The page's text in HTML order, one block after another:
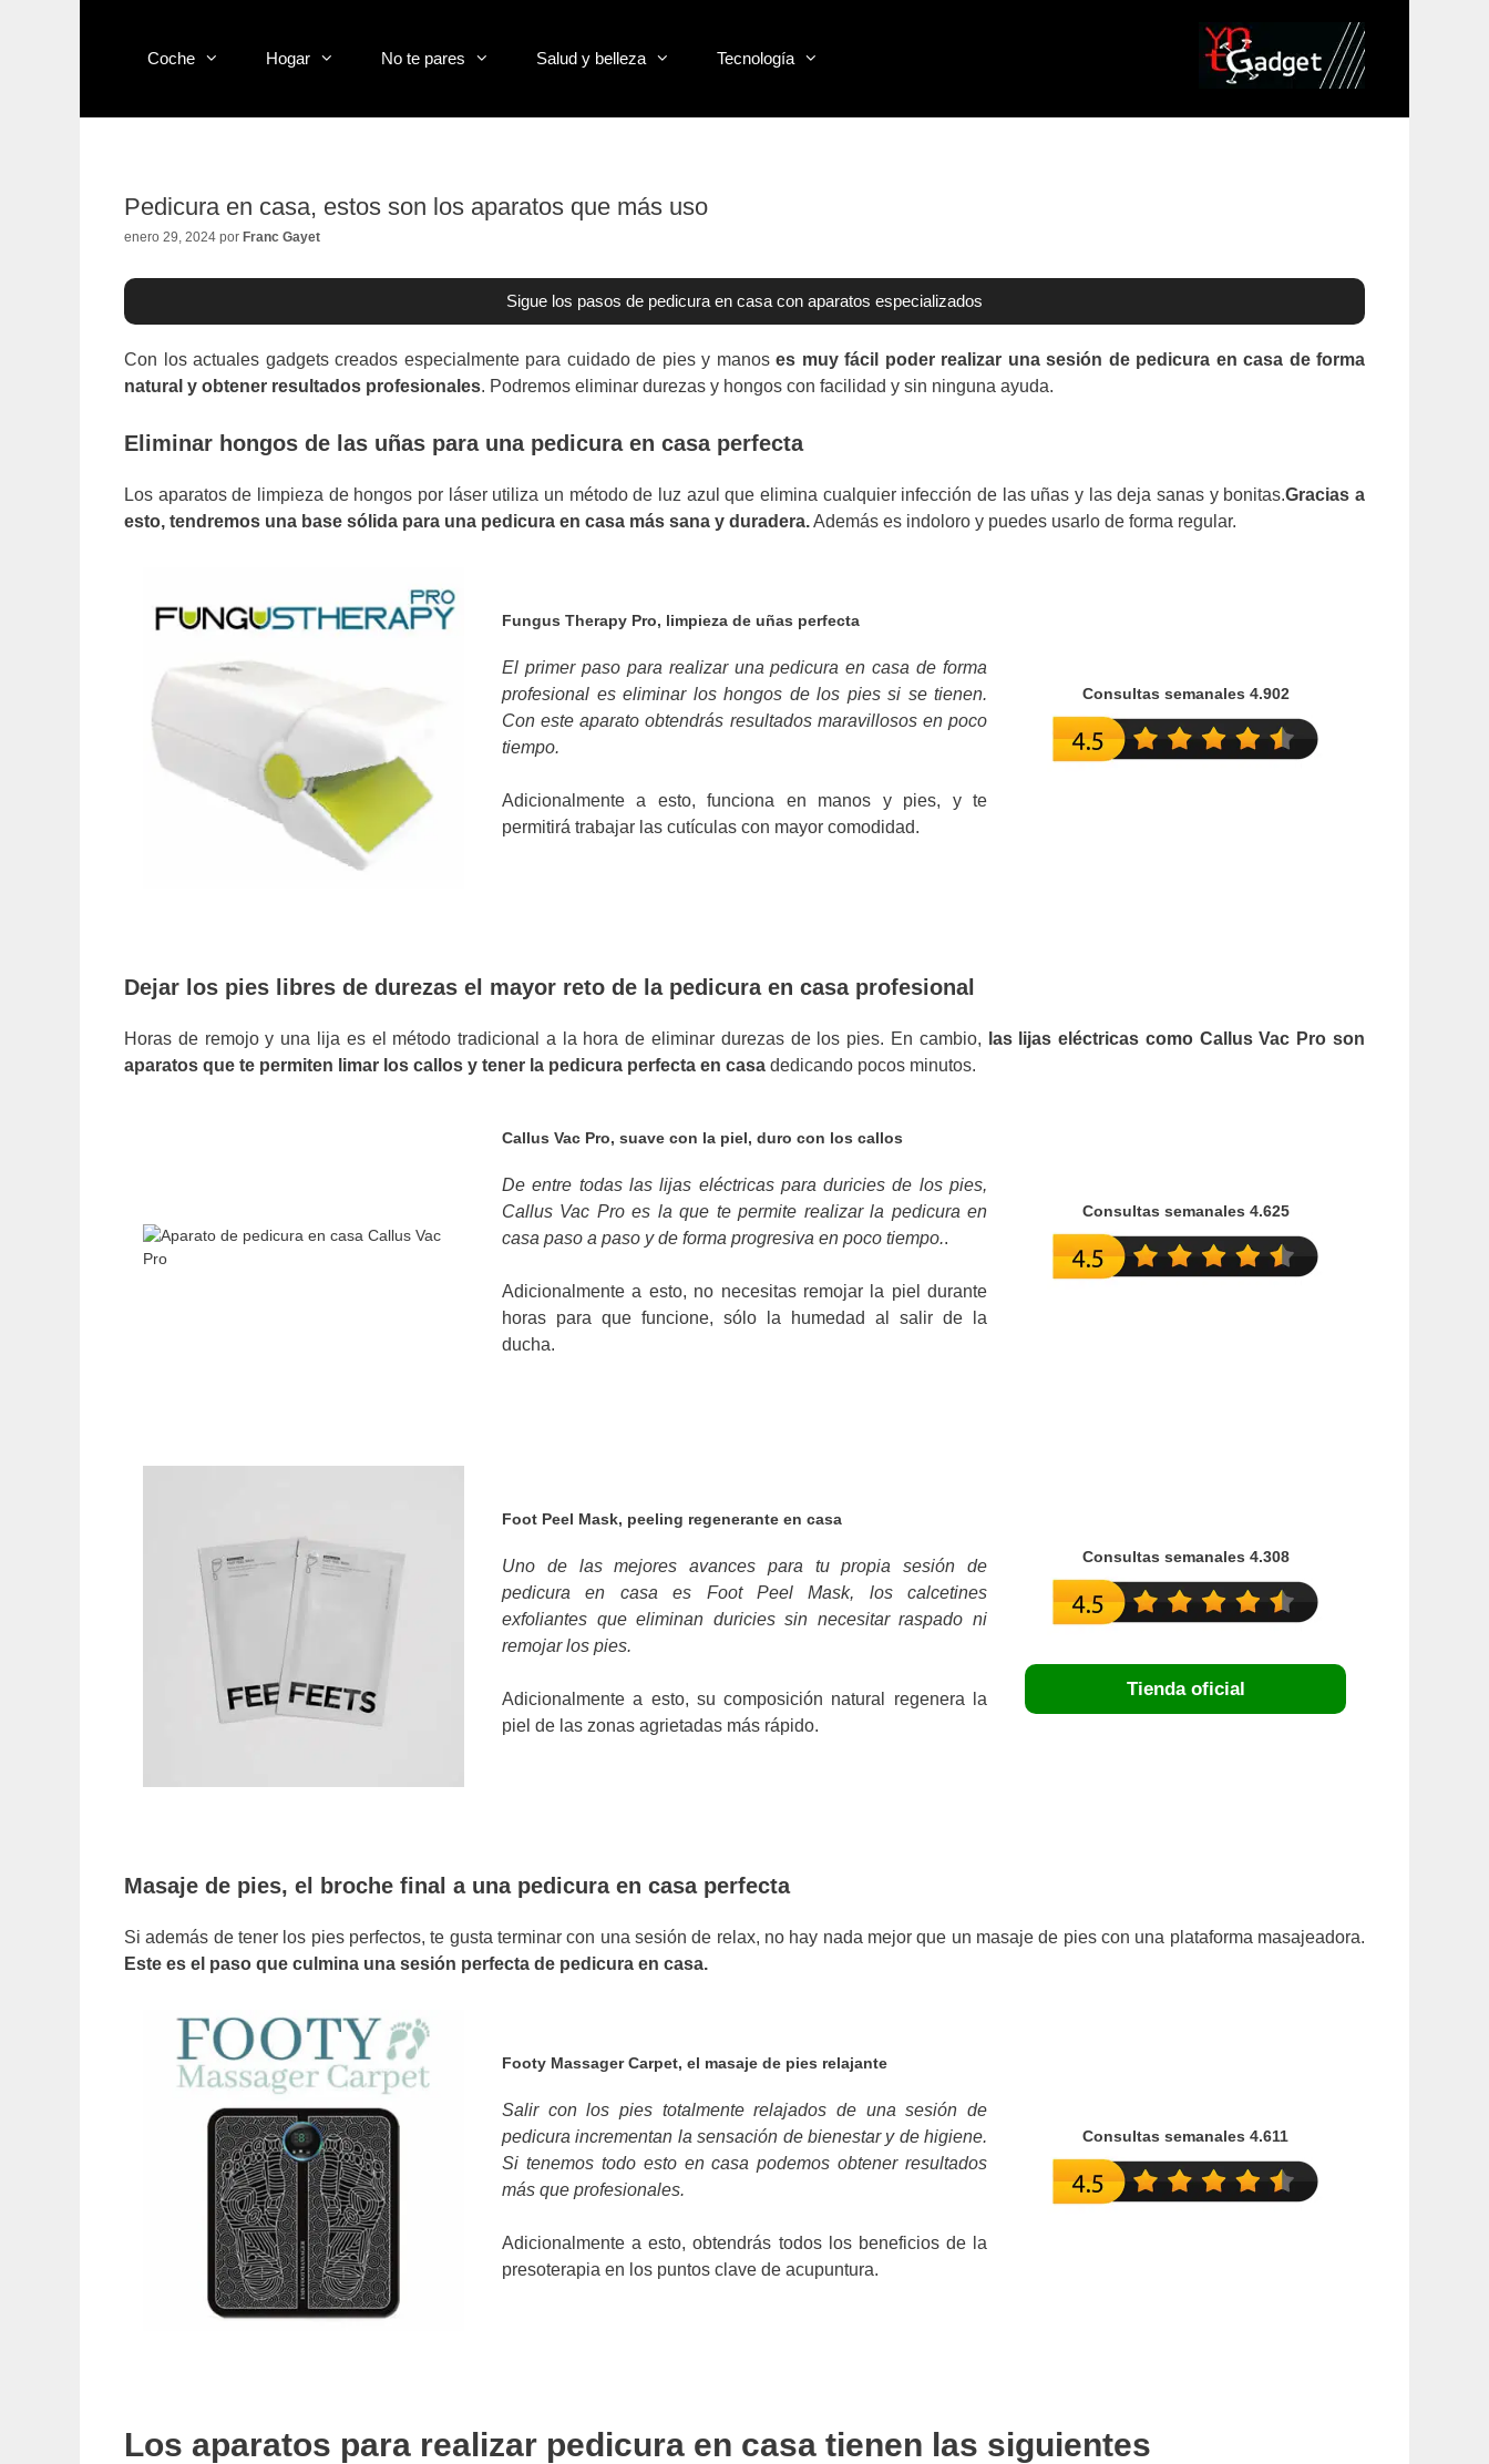
Coche Hogar No te pares Salud y belleza Tecnología
Pedicura en casa, estos son los aparatos que más uso
enero 29, 2024 por Franc Gayet
Sigue los pasos de pedicura en casa con aparatos especializados
Con los actuales gadgets creados especialmente para cuidado de pies y manos es muy fácil poder realizar una sesión de pedicura en casa de forma
natural y obtener resultados profesionales. Podremos eliminar durezas y hongos con facilidad y sin ninguna ayuda.
Eliminar hongos de las uñas para una pedicura en casa perfecta
Los aparatos de limpieza de hongos por láser utiliza un método de luz azul que elimina cualquier infección de las uñas y las deja sanas y bonitas.Gracias a
esto, tendremos una base sólida para una pedicura en casa más sana y duradera.Además es indoloro y puedes usarlo de forma regular.
Fungus Therapy Pro, limpieza de uñas perfecta
El primer paso para realizar una pedicura en casa de forma
profesional es eliminar los hongos de los pies si se tienen.
Con este aparato obtendrás resultados maravillosos en poco
tiempo.
Adicionalmente a esto, funciona en manos y pies, y te
permitirá trabajar las cutículas con mayor comodidad.
Consultas semanales 4.902
Dejar los pies libres de durezas el mayor reto de la pedicura en casa profesional
Horas de remojo y una lija es el método tradicional a la hora de eliminar durezas de los pies. En cambio,
las lijas eléctricas como Callus Vac Pro son
aparatos que te permiten limar los callos y tener la pedicura perfecta en casa dedicando pocos minutos.
Callus Vac Pro, suave con la piel, duro con los callos
De entre todas las lijas eléctricas para duricies de los pies,
Callus Vac Pro es la que te permite realizar la pedicura en
casa paso a paso y de forma progresiva en poco tiempo..
Adicionalmente a esto, no necesitas remojar la piel durante
horas para que funcione, sólo la humedad al salir de la
ducha.
Consultas semanales 4.625
Foot Peel Mask, peeling regenerante en casa
Uno de las mejores avances para tu propia sesión de
pedicura en casa es Foot Peel Mask, los calcetines
exfoliantes que eliminan duricies sin necesitar raspado ni
remojar los pies.
Adicionalmente a esto, su composición natural regenera la
piel de las zonas agrietadas más rápido.
Consultas semanales 4.308
Tienda oficial
Masaje de pies, el broche final a una pedicura en casa perfecta
Si además de tener los pies perfectos, te gusta terminar con una sesión de relax, no hay nada mejor que un masaje de pies con una plataforma masajeadora.
Este es el paso que culmina una sesión perfecta de pedicura en casa.
Footy Massager Carpet, el masaje de pies relajante
Salir con los pies totalmente relajados de una sesión de
pedicura incrementan la sensación de bienestar y de higiene.
Si tenemos todo esto en casa podemos obtener resultados
más que profesionales.
Adicionalmente a esto, obtendrás todos los beneficios de la
presoterapia en los puntos clave de acupuntura.
Consultas semanales 4.611
Los aparatos para realizar pedicura en casa tienen las siguientes